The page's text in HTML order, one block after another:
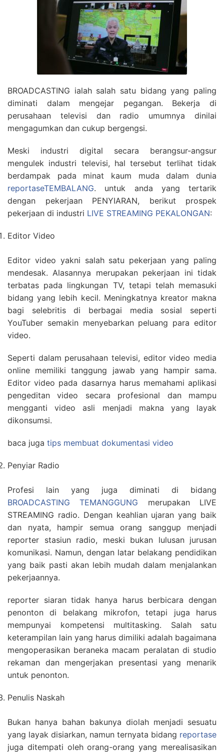
BROADCASTING ialah salah satu bidang yang paling
diminati dalam mengejar pegangan. Bekerja di
perusahaan televisi dan radio umumnya dinilai
mengagumkan dan cukup bergengsi.
Meski industri digital secara berangsur-angsur
mengulek industri televisi, hal tersebut terlihat tidak
berdampak pada minat kaum muda dalam dunia
reportaseTEMBALANG. untuk anda yang tertarik
dengan pekerjaan PENYIARAN, berikut prospek
pekerjaan di industri LIVE STREAMING PEKALONGAN:
Editor Video
Editor video yakni salah satu pekerjaan yang paling
mendesak. Alasannya merupakan pekerjaan ini tidak
terbatas pada lingkungan TV, tetapi telah memasuki
bidang yang lebih kecil. Meningkatnya kreator makna
bagi selebritis di berbagai media sosial seperti
YouTuber semakin menyebarkan peluang para editor
video.
Seperti dalam perusahaan televisi, editor video media
online memiliki tanggung jawab yang hampir sama.
Editor video pada dasarnya harus memahami aplikasi
pengeditan video secara profesional dan mampu
mengganti video asli menjadi makna yang layak
dikonsumsi.
baca juga tips membuat dokumentasi video
Penyiar Radio
Profesi lain yang juga diminati di bidang
BROADCASTING TEMANGGUNG merupakan LIVE
STREAMING radio. Dengan keahlian ujaran yang baik
dan nyata, hampir semua orang sanggup menjadi
reporter stasiun radio, meski bukan lulusan jurusan
komunikasi. Namun, dengan latar belakang pendidikan
yang baik pasti akan lebih mudah dalam menjalankan
pekerjaannya.
reporter siaran tidak hanya harus berbicara dengan
penonton di belakang mikrofon, tetapi juga harus
mempunyai kompetensi multitasking. Salah satu
keterampilan lain yang harus dimiliki adalah bagaimana
mengoperasikan beraneka macam peralatan di studio
rekaman dan mengerjakan presentasi yang menarik
untuk penonton.
Penulis Naskah
Bukan hanya bahan bakunya diolah menjadi sesuatu
yang layak disiarkan, namun ternyata bidang reportase
juga ditempati oleh orang-orang yang merealisasikan